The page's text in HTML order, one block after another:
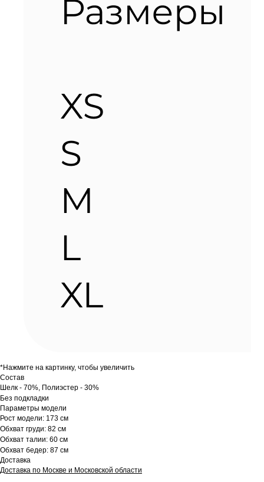
*Нажмите на картинку, чтобы увеличить
Состав
Шелк - 70%, Полиэстер - 30%
Без подкладки
Параметры модели
Рост модели: 173 см
Обхват груди: 82 см
Обхват талии: 60 см
Обхват бедер: 87 см
Доставка
Доставка по Москве и Московской области